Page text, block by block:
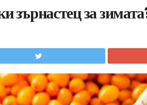
зърнастец за